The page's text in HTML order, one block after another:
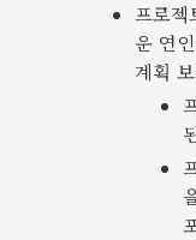
프로젝
운 연
계획